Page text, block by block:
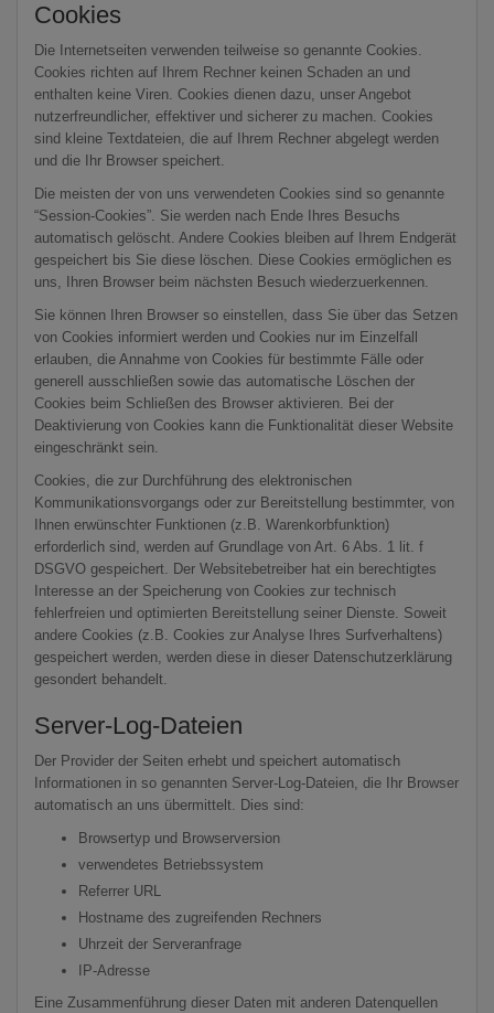
Cookies
Die Internetseiten verwenden teilweise so genannte Cookies.
Cookies richten auf Ihrem Rechner keinen Schaden an und
enthalten keine Viren. Cookies dienen dazu, unser Angebot
nutzerfreundlicher, effektiver und sicherer zu machen. Cookies
sind kleine Textdateien, die auf Ihrem Rechner abgelegt werden
und die Ihr Browser speichert.
Die meisten der von uns verwendeten Cookies sind so genannte
“Session-Cookies”. Sie werden nach Ende Ihres Besuchs
automatisch gelöscht. Andere Cookies bleiben auf Ihrem Endgerät
gespeichert bis Sie diese löschen. Diese Cookies ermöglichen es
uns, Ihren Browser beim nächsten Besuch wiederzuerkennen.
Sie können Ihren Browser so einstellen, dass Sie über das Setzen
von Cookies informiert werden und Cookies nur im Einzelfall
erlauben, die Annahme von Cookies für bestimmte Fälle oder
generell ausschließen sowie das automatische Löschen der
Cookies beim Schließen des Browser aktivieren. Bei der
Deaktivierung von Cookies kann die Funktionalität dieser Website
eingeschränkt sein.
Cookies, die zur Durchführung des elektronischen
Kommunikationsvorgangs oder zur Bereitstellung bestimmter, von
Ihnen erwünschter Funktionen (z.B. Warenkorbfunktion)
erforderlich sind, werden auf Grundlage von Art. 6 Abs. 1 lit. f
DSGVO gespeichert. Der Websitebetreiber hat ein berechtigtes
Interesse an der Speicherung von Cookies zur technisch
fehlerfreien und optimierten Bereitstellung seiner Dienste. Soweit
andere Cookies (z.B. Cookies zur Analyse Ihres Surfverhaltens)
gespeichert werden, werden diese in dieser Datenschutzerklärung
gesondert behandelt.
Server-Log-Dateien
Der Provider der Seiten erhebt und speichert automatisch
Informationen in so genannten Server-Log-Dateien, die Ihr Browser
automatisch an uns übermittelt. Dies sind:
Browsertyp und Browserversion
verwendetes Betriebssystem
Referrer URL
Hostname des zugreifenden Rechners
Uhrzeit der Serveranfrage
IP-Adresse
Eine Zusammenführung dieser Daten mit anderen Datenquellen